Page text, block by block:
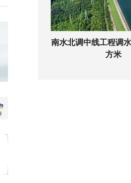
南水北调中线工程调
方米